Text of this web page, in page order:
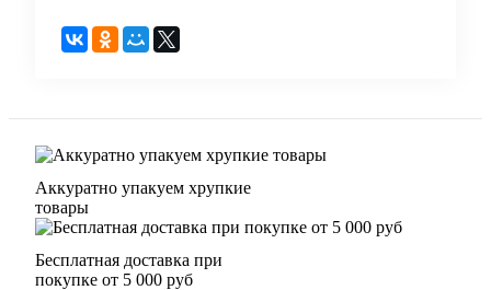
Аккуратно упакуем хрупкие
товары
Бесплатная доставка при
покупке от 5 000 руб